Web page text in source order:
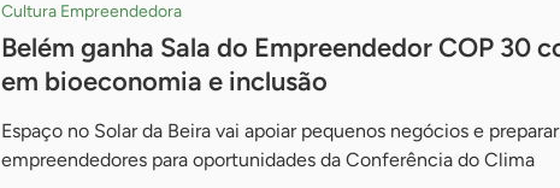
Cultura Empreendedora
Belém ganha Sala do Empreendedor COP 30
em bioeconomia e inclusão
Espaço no Solar da Beira vai apoiar pequenos negócios e preparar
empreendedores para oportunidades da Conferência do Clima